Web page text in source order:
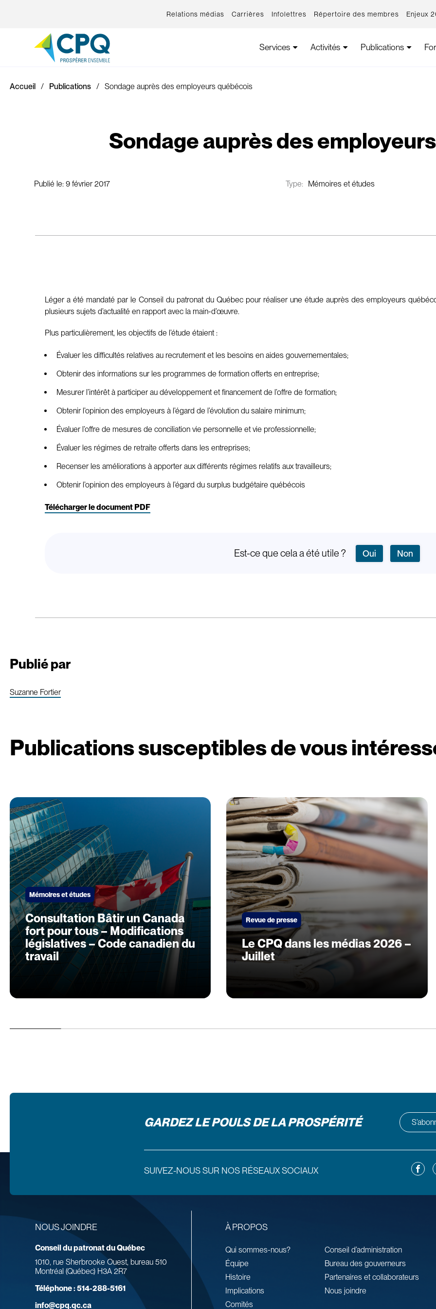
Relations médias Carrières Infolettres Répertoire des membres Enjeux
Services Activités Publications
Accueil Publications Sondage auprès des employeurs québécois
Sondage auprès des
Publié le: 9 février 2017 Type: Mémoires et études
Léger a été mandaté par le Conseil du patronat du Québec pour réaliser une étude auprès des employeurs
plusieurs sujets d’actualité en rapport avec la main-d’œuvre.
Plus particulièrement, les objectifs de l’étude étaient :
Évaluer les difficultés relatives au recrutement et les besoins en aides gouvernementales;
Obtenir des informations sur les programmes de formation offerts en entreprise;
Mesurer l’intérêt à participer au développement et financement de l’offre de formation;
Obtenir l’opinion des employeurs à l’égard de l’évolution du salaire minimum;
Évaluer l’offre de mesures de conciliation vie personnelle et vie professionnelle;
Évaluer les régimes de retraite offerts dans les entreprises;
Recenser les améliorations à apporter aux différents régimes relatifs aux travailleurs;
Obtenir l’opinion des employeurs à l’égard du surplus budgétaire québécois
Télécharger le document PDF
Est-ce que cela a été utile ? Oui Non
Publié par
Suzanne Fortier
Publications susceptibles de vous
Mémoires et études
Consultation Bâtir un Canada
fort pour tous – Modifications
législatives – Code canadien du
travail
Revue de presse
Le CPQ dans les médias 2026 –
Juillet
GARDEZ LE POULS DE LA PROSPÉRITÉ
SUIVEZ-NOUS SUR NOS RÉSEAUX SOCIAUX
NOUS JOINDRE
Conseil du patronat du Québec
1010, rue Sherbrooke Ouest, bureau 510
Montréal (Québec) H3A 2R7
Téléphone :514-288-5161
info@cpq.qc.ca
À PROPOS
Qui sommes-nous?
Équipe
Histoire
Implications
Comités
Conseil d’administration
Bureau des gouverneurs
Partenaires et collaborateurs
Nous joindre